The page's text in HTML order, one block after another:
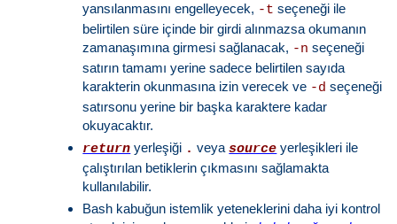
yansılanmasını engelleyecek, -t seçeneği ile
belirtilen süre içinde bir girdi alınmazsa okumanın
zamanaşımına girmesi sağlanacak, -n seçeneği
satırın tamamı yerine sadece belirtilen sayıda
karakterin okunmasına izin verecek ve -d seçeneği
satırsonu yerine bir başka karaktere kadar
okuyacaktır.
return yerleşiği . veyasource yerleşikleri ile
çalıştırılan betiklerin çıkmasını sağlamakta
kullanılabilir.
Bash kabuğun istemlik yeteneklerini daha iyi kontrol